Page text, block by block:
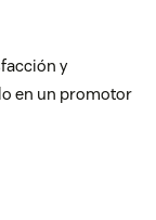
y
en un promotor